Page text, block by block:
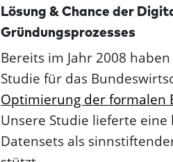
Lösung & Chance der
Gründungs­prozesses
Bereits im Jahr 2008
Studie für das
Optimierung der formalen
Unsere Studie lieferte
Datensets als